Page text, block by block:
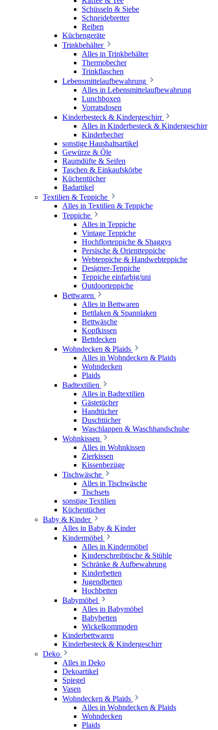
Schüsseln & Siebe
Schneidebretter
Reiben
Küchengeräte
Trinkbehälter
Alles in Trinkbehälter
Thermobecher
Trinkflaschen
Lebensmittelaufbewahrung
Alles in Lebensmittelaufbewahrung
Lunchboxen
Vorratsdosen
Kinderbesteck & Kindergeschirr
Alles in Kinderbesteck & Kindergeschirr
Kinderbecher
sonstige Haushaltsartikel
Gewürze & Öle
Raumdüfte & Seifen
Taschen & Einkaufskörbe
Küchentücher
Badartikel
Textilien & Teppiche
Alles in Textilien & Teppiche
Teppiche
Alles in Teppiche
Vintage Teppiche
Hochflorteppiche & Shaggys
Persische & Orientteppiche
Webteppiche & Handwebteppiche
Designer-Teppiche
Teppiche einfarbig/uni
Outdoorteppiche
Bettwaren
Alles in Bettwaren
Bettlaken & Spannlaken
Bettwäsche
Kopfkissen
Bettdecken
Wohndecken & Plaids
Alles in Wohndecken & Plaids
Wohndecken
Plaids
Badtextilien
Alles in Badtextilien
Gästetücher
Handtücher
Duschtücher
Waschlappen & Waschhandschuhe
Wohnkissen
Alles in Wohnkissen
Zierkissen
Kissenbezüge
Tischwäsche
Alles in Tischwäsche
Tischsets
sonstige Textilien
Küchentücher
Baby & Kinder
Alles in Baby & Kinder
Kindermöbel
Alles in Kindermöbel
Kinderschreibtische & Stühle
Schränke & Aufbewahrung
Kinderbetten
Jugendbetten
Hochbetten
Babymöbel
Alles in Babymöbel
Babybetten
Wickelkommoden
Kinderbettwaren
Kinderbesteck & Kindergeschirr
Deko
Alles in Deko
Dekoartikel
Spiegel
Vasen
Wohndecken & Plaids
Alles in Wohndecken & Plaids
Wohndecken
Plaids